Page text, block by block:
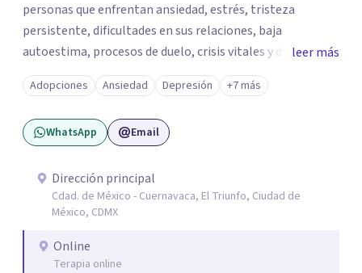
personas que enfrentan ansiedad, estrés, tristeza
persistente, dificultades en sus relaciones, baja
autoestima, procesos de duelo, crisis vitales y desafíos
relacionados con la adaptación a nuevas etapas de la vida.
Mi enfoque se basa en la escucha empática, el respeto por
la historia de cada persona y el trabajo conjunto para
desarrollar herramientas que favorezcan el bienestar
que buscar ayuda psicológica es un acto de valentía y
autocuidado. Mi objetivo es acompañarte para que puedas
comprender mejor lo que estás viviendo, fortalecer tus
recursos personales y construir una vida más plena y
congruente con tus necesidades y valores.
leer más
Adopciones Ansiedad Depresión +7 más
WhatsApp Email
Dirección principal
Cdad. de México - Cuernavaca, El Triunfo, Ciudad de
México, CDMX
Online
Terapia online